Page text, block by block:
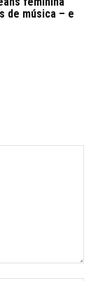
de música – e